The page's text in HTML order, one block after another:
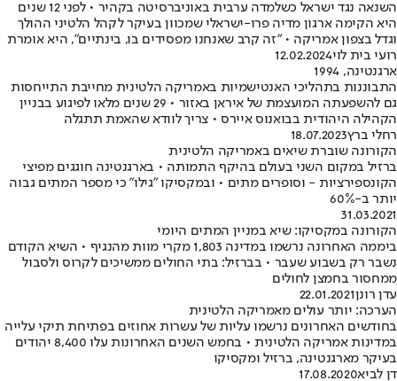
השנאה נגד ישראל כשלמדה ערבית באוניברסיטה בקהיר • לפני 12 שנים
היא הקימה ארגון מדיה פרו-ישראלי שמכוון בעיקר לקהל הלטיני ההולך
וגדל בצפון אמריקה • "זה קרב שאנחנו מפסידים בו, בינתיים", היא אומרת
רועי בית לוי12.02.2024
ארגנטינה, 1994
התבוננות בתהליכי האנטישמיות באמריקה הלטינית מחייבת התייחסות
גם להשפעתה המועצמת של איראן באזור • 29 שנים מלאו לפיגוע בבניין
הקהילה היהודית בבואנוס איירס • צריך לוודא שהאמת תתגלה
רחלי ברץ18.07.2023
הקורונה שוברת שיאים באמריקה הלטינית
ברזיל במקום השני בעולם בהיקף התמותה • בארגנטינה חוגגים מפיצי
הקונספירציות - וסופרים מתים • ובמקסיקו "גילו" כי מספר המתים גבוה
יותר ב-60%
31.03.2021
הקורונה במקסיקו: שיא במניין המתים היומי
ביממה האחרונה נרשמו במדינה 1,803 מקרי מוות מהנגיף • השיא הקודם
נשבר רק בשבוע שעבר • בברזיל: בתי החולים ממשיכים לקרוס ולסבול
ממחסור בחמצן לחולים
עדן רונן22.01.2021
הערכה: יותר עולים מאמריקה הלטינית
בחודשים האחרונים נרשמו עליות של עשרות אחוזים בפתיחת תיקי עלייה
במדינות אמריקה הלטינית • בחמש השנים האחרונות עלו 8,400 יהודים
בעיקר מארגנטינה, ברזיל ומקסיקו
דן לביא17.08.2020